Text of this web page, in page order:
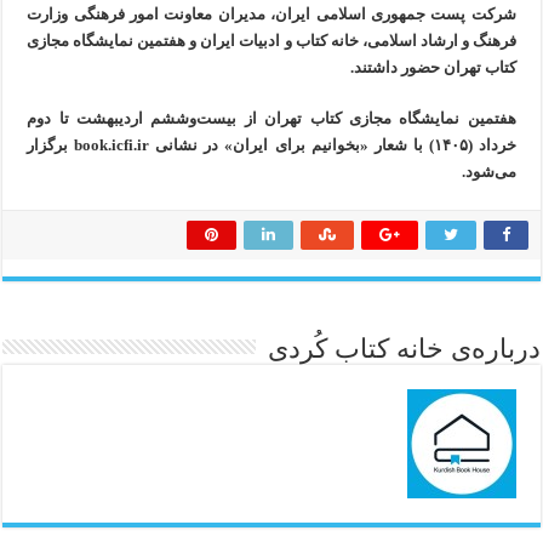
شرکت پست جمهوری اسلامی ایران، مدیران معاونت امور فرهنگی وزارت
فرهنگ و ارشاد اسلامی، خانه کتاب و ادبیات ایران و هفتمین نمایشگاه مجازی
کتاب تهران حضور داشتند.
هفتمين نمايشگاه مجازی كتاب تهران از بيست‌وششم ارديبهشت تا دوم
خرداد (۱۴۰۵) با شعار «بخوانيم برای ايران» در نشانی book.icfi.ir برگزار
می‌شود.
درباره‌ی خانه کتاب کُردی